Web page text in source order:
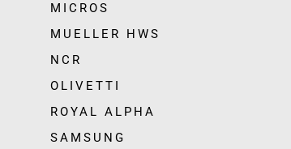
MICROS
MUELLER HWS
NCR
OLIVETTI
ROYAL ALPHA
SAMSUNG